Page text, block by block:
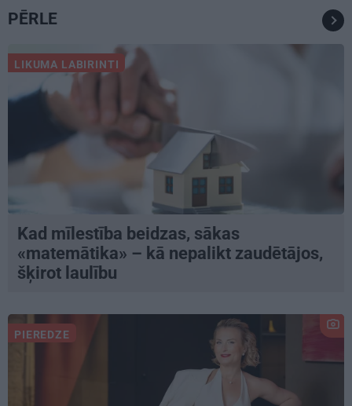
PĒRLE
LIKUMA LABIRINTI
Kad mīlestība beidzas, sākas
«matemātika» – kā nepalikt zaudētājos,
šķirot laulību
PIEREDZE